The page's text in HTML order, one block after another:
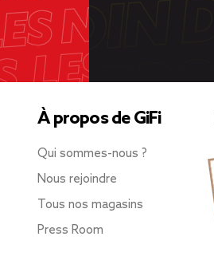
À propos de GiFi
Qui sommes-nous ?
Nous rejoindre
Tous nos magasins
Press Room